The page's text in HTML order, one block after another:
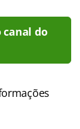
canal do